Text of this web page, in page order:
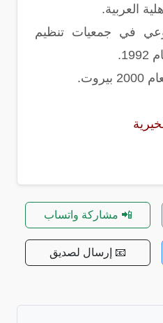
العربية.
في جمعيات تنظيم
📲 مشاركة واتساب
📧 إرسال لصديق